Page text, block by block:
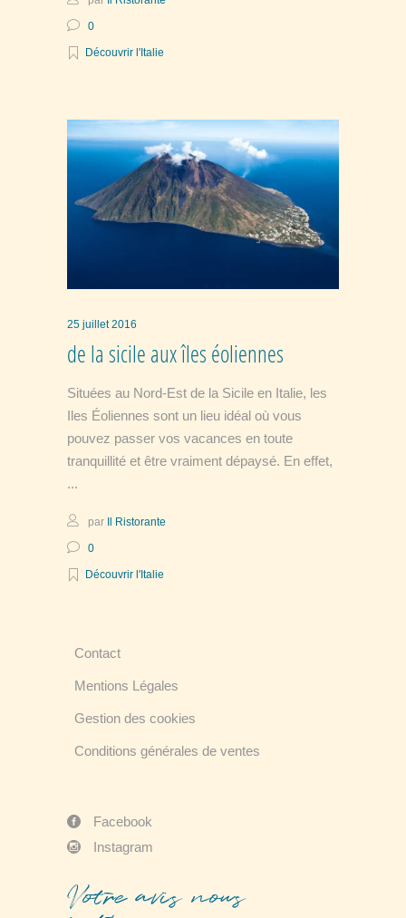
0
Découvrir l'Italie
25 juillet 2016
de la sicile aux îles éoliennes
Situées au Nord-Est de la Sicile en Italie, les
Iles Éoliennes sont un lieu idéal où vous
pouvez passer vos vacances en toute
tranquillité et être vraiment dépaysé. En effet,
par Il Ristorante
0
Découvrir l'Italie
Contact
Mentions Légales
Gestion des cookies
Conditions générales de ventes
Facebook
Instagram
Votre avis nous